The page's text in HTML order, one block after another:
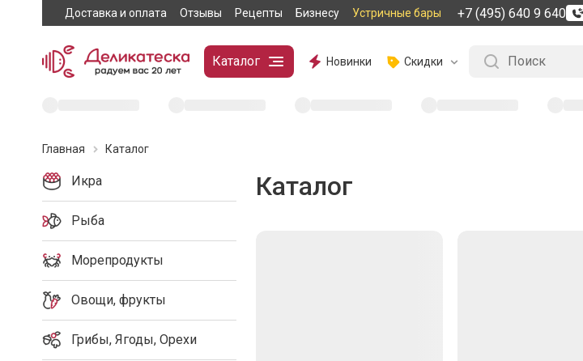
Доставка и оплата Отзывы Рецепты Бизнесу Устричные бары +7 (495) 640 9 640
Каталог Новинки Скидки
Главная Каталог
Икра
Рыба
Морепродукты
Овощи, фрукты
Грибы, Ягоды, Орехи
Каталог